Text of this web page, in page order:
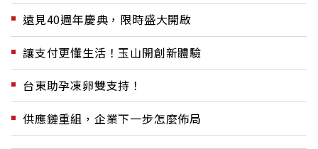
遠見40週年慶典，限時盛大開啟
讓支付更懂生活！玉山開創新體驗
台東助孕凍卵雙支持！
供應鏈重組，企業下一步怎麼佈局